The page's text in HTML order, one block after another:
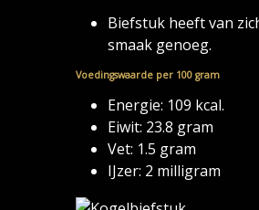
Biefstuk heeft van
smaak genoeg.
Voedingswaarde per 100 gram
Energie: 109 kcal.
Eiwit: 23.8 gram
Vet: 1.5 gram
IJzer: 2 milligram